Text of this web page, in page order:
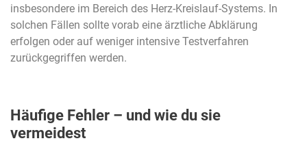
insbesondere im Bereich des Herz-Kreislauf-Systems. In
solchen Fällen sollte vorab eine ärztliche Abklärung
erfolgen oder auf weniger intensive Testverfahren
zurückgegriffen werden.
Häufige Fehler – und wie du sie
vermeidest